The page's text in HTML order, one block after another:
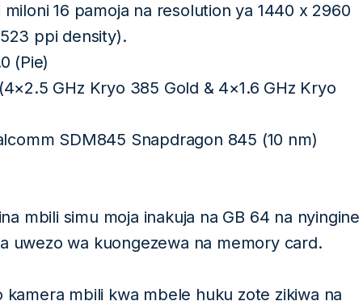
16 pamoja na resolution ya 1440 x 2960
ppi density).
(Pie)
GHz Kryo 385 Gold & 4×1.6 GHz Kryo
SDM845 Snapdragon 845 (10 nm)
mbili simu moja inakuja na GB 64 na nyingine
uwezo wa kuongezewa na memory card.
kamera mbili kwa mbele huku zote zikiwa na